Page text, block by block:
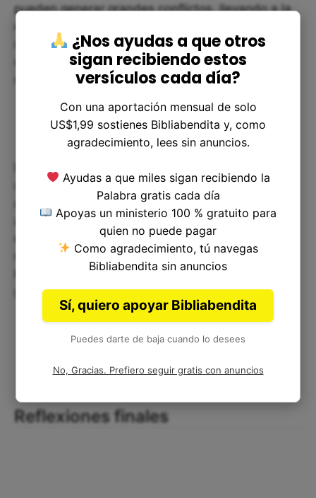
pueden generar grandes conflictos, llevando a la
empresa a un caos total. En estas situaciones,
debemos recordar que la unión hace la fuerza y
que trabajando juntos podemos superar cualquier
unidad en nuestras relaciones familiares y
amistosas puede ayudarnos a superar las
adversidades que puedan presentarse sin perder
el amor y apoyo que necesitamos. Invirtiendo en
nuestras relaciones y construyéndolas sobre la
base del respeto y la empatía, podemos ver
grandes beneficios en nuestras vidas.
Reflexiones finales
¿Nos ayudas a que otros
sigan recibiendo estos
versículos cada día?
Con una aportación mensual de solo
US$1,99 sostienes Bibliabendita y, como
agradecimiento, lees sin anuncios.
Ayudas a que miles sigan recibiendo la
Palabra gratis cada día
Apoyas un ministerio 100 % gratuito para
quien no puede pagar
Como agradecimiento, tú navegas
Bibliabendita sin anuncios
Sí, quiero apoyar Bibliabendita
Puedes darte de baja cuando lo desees
No, Gracias. Prefiero seguir gratis con anuncios